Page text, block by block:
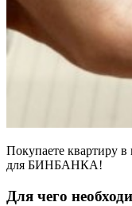
Покупаете квартиру
для БИНБАНКА!
Для чего